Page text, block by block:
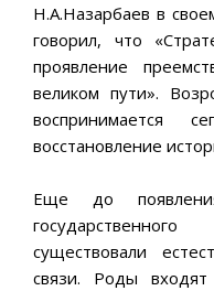
Н.А.Назарбаев в
говорил, что
проявление
великом пути».
воспринимается
восстановление
Еще до
существовали
связи. Роды